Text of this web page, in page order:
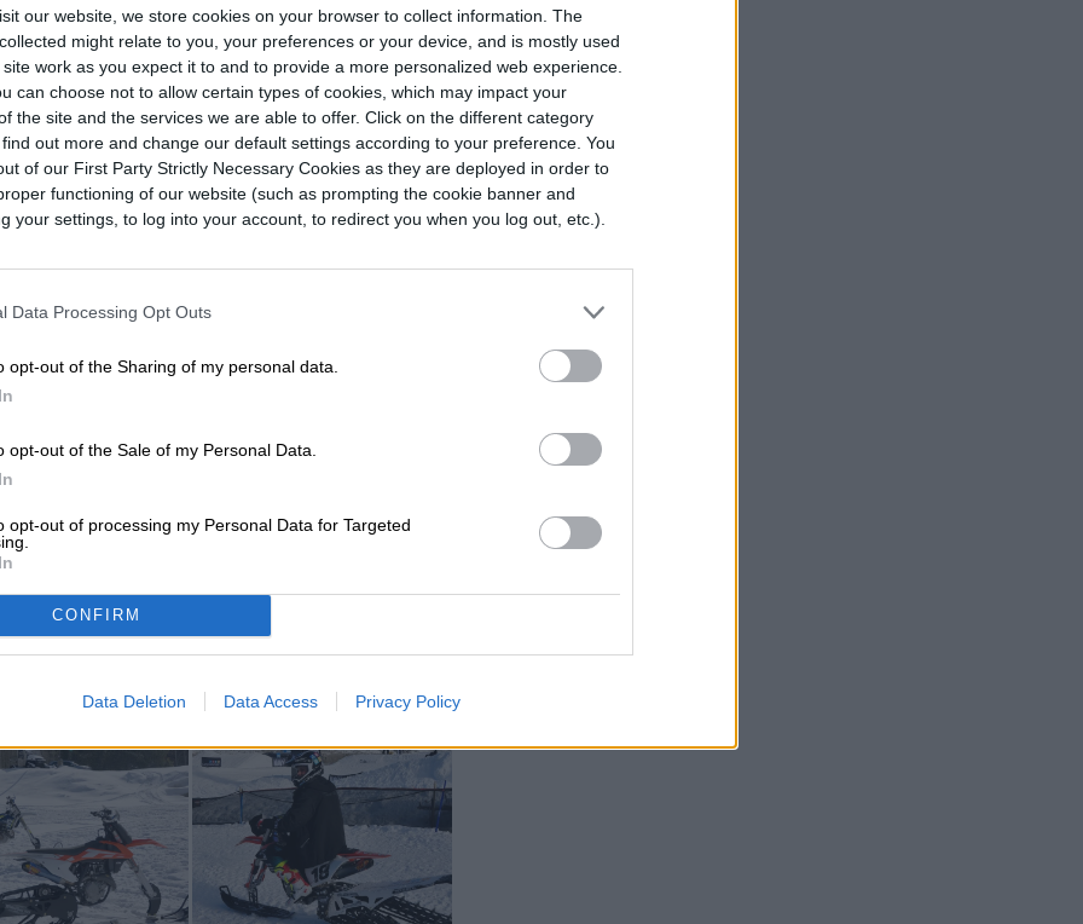
our website, we store cookies on your browser to collect information. The
might relate to you, your preferences or your device, and is mostly used
work as you expect it to and to provide a more personalized web experience.
can choose not to allow certain types of cookies, which may impact your
the site and the services we are able to offer. Click on the different category
out more and change our default settings according to your preference. You
of our First Party Strictly Necessary Cookies as they are deployed in order to
functioning of our website (such as prompting the cookie banner and
your settings, to log into your account, to redirect you when you log out, etc.).
Data Processing Opt Outs
opt-out of the Sharing of my personal data.
opt-out of the Sale of my Personal Data.
opt-out of processing my Personal Data for Targeted
CONFIRM
Data Deletion Data Access Privacy Policy
desde hace algunos años, hicieron su
días. El evento deSnow BikeCrossincluyó
de los cuales utilizaron sus Timbersleds para
que se han subido al carro de este
, la cual también ofrece kits de conversión,
modelos de Timbersled.
recorrer un trayecto estrecho y sinuoso,
habilidades. Por supuesto, más de uno
otros luchaban duro para mantener la
y cerradas curvas.